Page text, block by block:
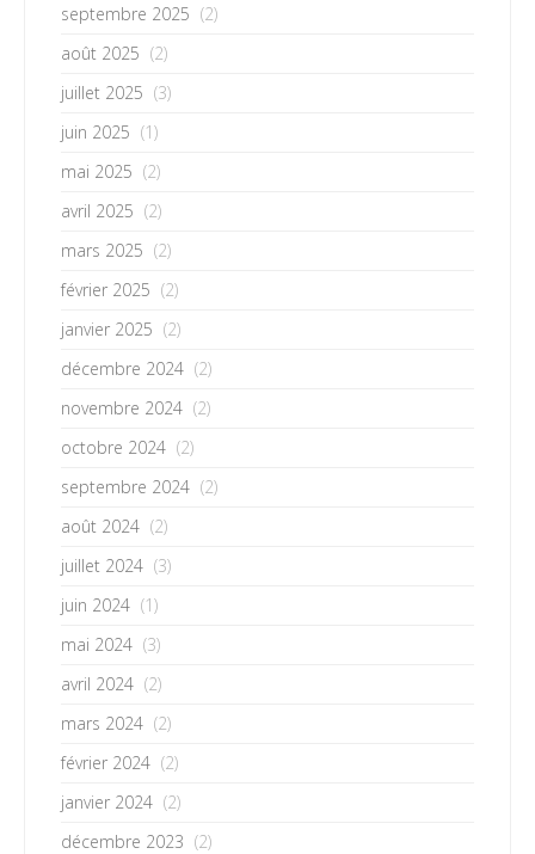
septembre 2025 (2)
août 2025 (2)
juillet 2025 (3)
juin 2025 (1)
mai 2025 (2)
avril 2025 (2)
mars 2025 (2)
février 2025 (2)
janvier 2025 (2)
décembre 2024 (2)
novembre 2024 (2)
octobre 2024 (2)
septembre 2024 (2)
août 2024 (2)
juillet 2024 (3)
juin 2024 (1)
mai 2024 (3)
avril 2024 (2)
mars 2024 (2)
février 2024 (2)
janvier 2024 (2)
décembre 2023 (2)